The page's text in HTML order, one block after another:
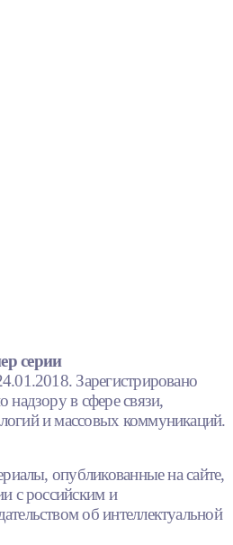
серии
Зарегистрировано
в сфере связи,
и массовых коммуникаций.
опубликованные на сайте,
с российским и
об интеллектуальной